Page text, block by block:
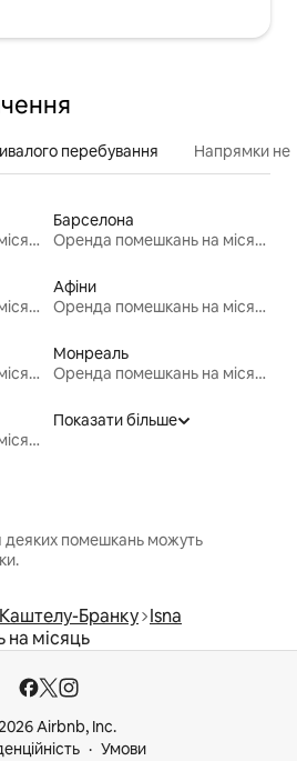
перебування Напрямки
Оренда помешкань на місяць
Барселона
Оренда помешкань на місяць
Оренда помешкань на місяць
Афіни
Оренда помешкань на місяць
Оренда помешкань на місяць
Монреаль
Оренда помешкань на місяць
Оренда помешкань на місяць
Показати більше
деяких помешкань можуть
Каштелу-Бранку Isna
місяць
Airbnb, Inc.
Умови